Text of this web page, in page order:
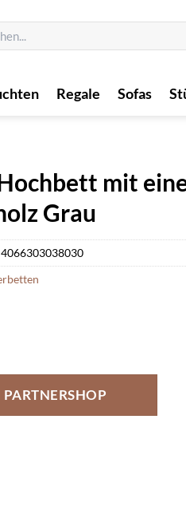
Regale Sofas
mit
Grau
4066303038030